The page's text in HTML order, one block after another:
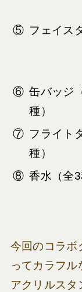
⑤ フェイス
⑥ 缶バッジ
種）
⑦ フライト
種）
⑧ 香水（全3
今回のコラボ
ってカラフル
アクリルス